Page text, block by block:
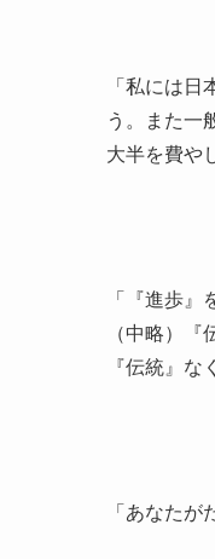
「私には
う。また一
大半を費や
「『進歩
（中略）
『伝統』な
「あなた